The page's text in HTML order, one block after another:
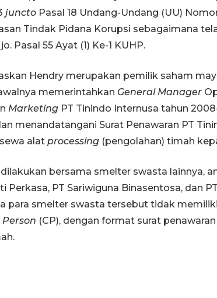
juncto Pasal 18 Undang-Undang (UU)
Tindak Pidana Korupsi sebagaimana
Pasal 55 Ayat (1) Ke-1 KUHP.
Hendry merupakan pemilik saham
memerintahkan General Manager
Marketing PT Tinindo Internusa tahun
menandatangani Surat Penawaran PT
alat processing (pengolahan) timah
bersama smelter swasta lainnya,
Perkasa, PT Sariwiguna Binasentosa, dan
para smelter swasta tersebut tidak
(CP), dengan format surat